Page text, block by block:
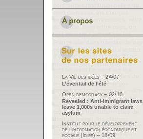
La Vie des idées – 24/07
L’éventail de l’été
Open democracy – 02/10
Revealed : Anti-immigrant laws
leave 1,000s unable to claim
asylum
Institut pour le développement
de l’information économique et
sociale (Idies) – 18/09